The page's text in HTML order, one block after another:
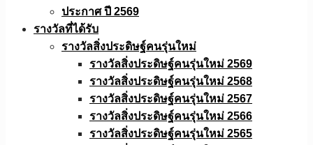
ประกาศ ปี 2569
รางวัลที่ได้รับ
รางวัลสิ่งประดิษฐ์คนรุ่นใหม่
รางวัลสิ่งประดิษฐ์คนรุ่นใหม่ 2569
รางวัลสิ่งประดิษฐ์คนรุ่นใหม่ 2568
รางวัลสิ่งประดิษฐ์คนรุ่นใหม่ 2567
รางวัลสิ่งประดิษฐ์คนรุ่นใหม่ 2566
รางวัลสิ่งประดิษฐ์คนรุ่นใหม่ 2565